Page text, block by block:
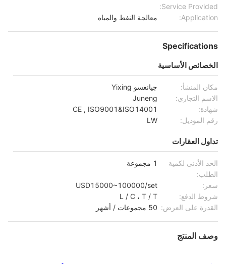
Service Provided:
Application: معالجة النفط والمياه
Specifications
الخصائص الأساسية
مكان المنشأ:
جيانغسو Yixing
الاسم التجاري:
Juneng
شهادة:
CE , ISO9001&ISO14001
رقم الموديل:
LW
تداول العقارات
الحد الأدنى لكمية
الطلب:
1 مجموعة
سعر:
USD15000~100000/set
شروط الدفع:
L / C ، T / T
القدرة على العرض: 50 مجموعات / أشهر
وصف المنتج